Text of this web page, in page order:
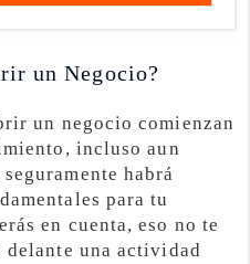
un Negocio?
un negocio comienzan
incluso aun
habrá
para tu
en cuenta, eso no te
delante una actividad